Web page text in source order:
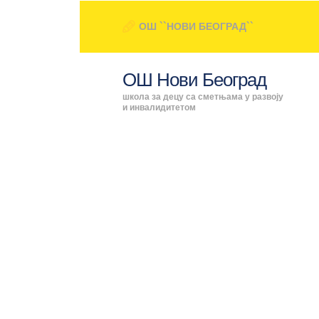
ОШ ``НОВИ БЕОГРАД``
ОШ Нови Београд
школа за децу са сметњама у развоју
и инвалидитетом